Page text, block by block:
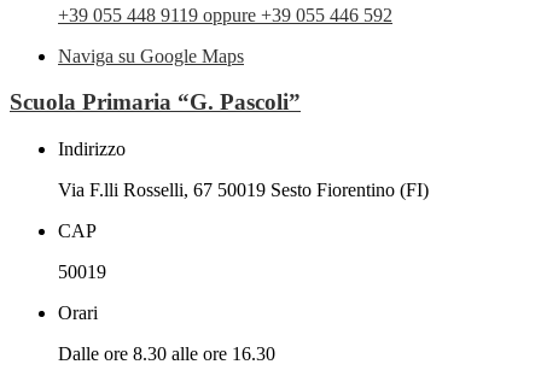
+39 055 448 9119 oppure +39 055 446 592
Naviga su Google Maps
Scuola Primaria “G. Pascoli”
Indirizzo
Via F.lli Rosselli, 67 50019 Sesto Fiorentino (FI)
CAP
50019
Orari
Dalle ore 8.30 alle ore 16.30